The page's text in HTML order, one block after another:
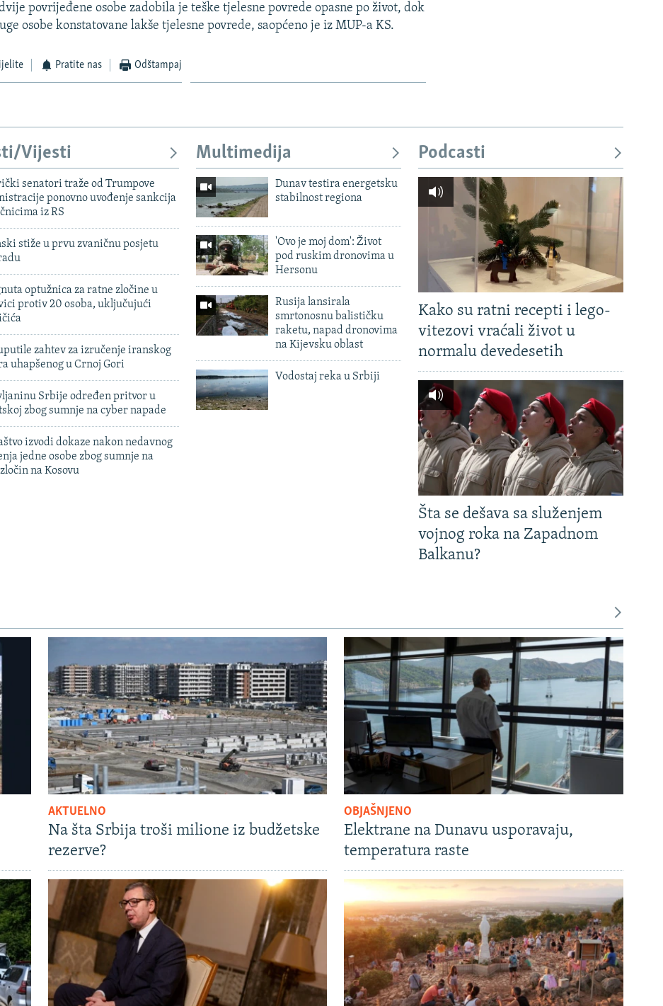
dvije povrijeđene osobe zadobila je teške tjelesne povrede opasne po život, dok
osobe konstatovane lakše tjelesne povrede, saopćeno je iz MUP-a KS.
Pratite nas Odštampaj
Vijesti
senatori traže od Trumpove
ponovno uvođenje sankcija
iz RS
stiže u prvu zvaničnu posjetu
optužnica za ratne zločine u
protiv 20 osoba, uključujući
zahtev za izručenje iranskog
uhapšenog u Crnoj Gori
Srbije određen pritvor u
zbog sumnje na cyber napade
izvodi dokaze nakon nedavnog
jedne osobe zbog sumnje na
na Kosovu
Multimedija
Dunav testira energetsku
stabilnost regiona
'Ovo je moj dom': Život
pod ruskim dronovima u
Hersonu
Rusija lansirala
smrtonosnu balističku
raketu, napad dronovima
na Kijevsku oblast
Vodostaj reka u Srbiji
Podcasti
Kako su ratni recepti i lego-
vitezovi vraćali život u
normalu devedesetih
Šta se dešava sa služenjem
vojnog roka na Zapadnom
Balkanu?
AKTUELNO
Na šta Srbija troši milione iz budžetske
rezerve?
OBJAŠNJENO
Elektrane na Dunavu usporavaju,
temperatura raste